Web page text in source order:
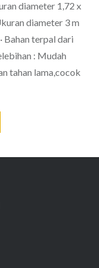
diameter 1,72 x
diameter 3 m
Bahan terpal dari
: Mudah
tahan lama,cocok